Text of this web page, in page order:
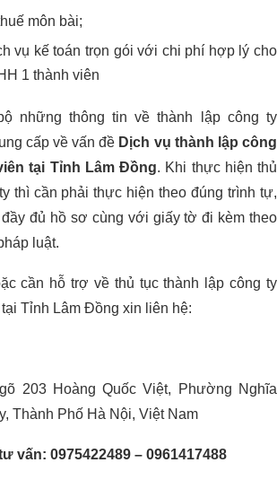
môn bài;
vụ kế toán trọn gói với chi phí hợp lý cho
1 thành viên
những thông tin về thành lập công ty
cấp về vấn đề Dịch vụ thành lập công
tại Tỉnh Lâm Đồng. Khi thực hiện thủ
thì cần phải thực hiện theo đúng trình tự,
đủ hồ sơ cùng với giấy tờ đi kèm theo
luật.
cần hỗ trợ về thủ tục thành lập công ty
Tỉnh Lâm Đồng xin liên hệ:
203 Hoàng Quốc Việt, Phường Nghĩa
Thành Phố Hà Nội, Việt Nam
vấn: 0975422489 – 0961417488